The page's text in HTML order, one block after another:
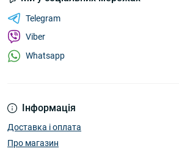
Інформація
Доставка і оплата
Про магазин
Telegram
Viber
Whatsapp